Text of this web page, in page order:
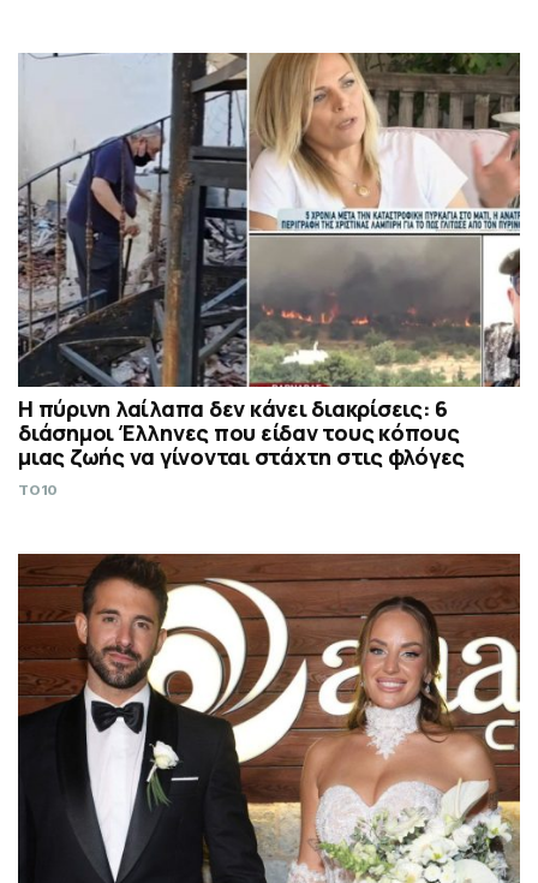
Η πύρινη λαίλαπα δεν κάνει διακρίσεις: 6
διάσημοι Έλληνες που είδαν τους κόπους
μιας ζωής να γίνονται στάχτη στις φλόγες
TO10